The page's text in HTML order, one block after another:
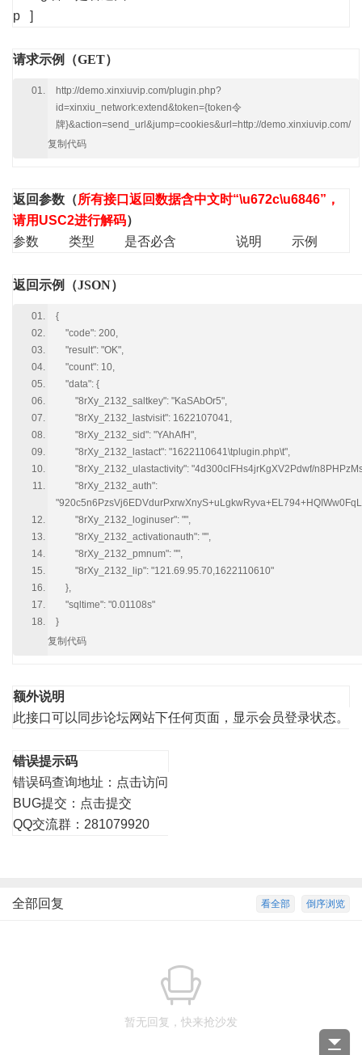
p
]
请求示例（GET）
http://demo.xinxiuvip.com/plugin.php?
id=xinxiu_network:extend&token={token令
牌}&action=send_url&jump=cookies&url=http://demo.xinxiuvip.com/
复制代码
返回参数 （所有接口返回数据含中文时“\u672c\u6846”，
请用USC2进行解码）
参数
类型 是否必含 说明 示例
返回示例（JSON）
{
"code": 200,
"result": "OK",
"count": 10,
"data": {
"8rXy_2132_saltkey": "KaSAbOr5",
"8rXy_2132_lastvisit": 1622107041,
"8rXy_2132_sid": "YAhAfH",
"8rXy_2132_lastact": "1622110641\tplugin.php\t",
"8rXy_2132_ulastactivity": "4d300clFHs4jrKgXV2Pdwf/
"8rXy_2132_auth":
"8rXy_2132_loginuser": "",
"8rXy_2132_activationauth": "",
"8rXy_2132_pmnum": "",
"8rXy_2132_lip": "121.69.95.70,1622110610"
},
"sqltime": "0.01108s"
}
复制代码
额外说明
此接口可以同步论坛网站下任何页面，显示会员登录状态。
错误提示码
错误码查询地址： 点击访问
BUG提交： 点击提交
QQ交流群：281079920
倒序浏览
看全部
全部回复
暂无回复，快来抢沙发